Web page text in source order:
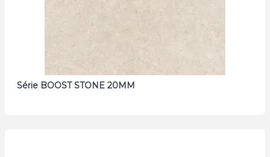
Série BOOST STONE 20MM